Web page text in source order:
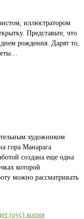
иллюстратором
Представьте, что
рождения. Дарят то,
художником
гора Манарага
создана еще одна
которой
можно рассматривать